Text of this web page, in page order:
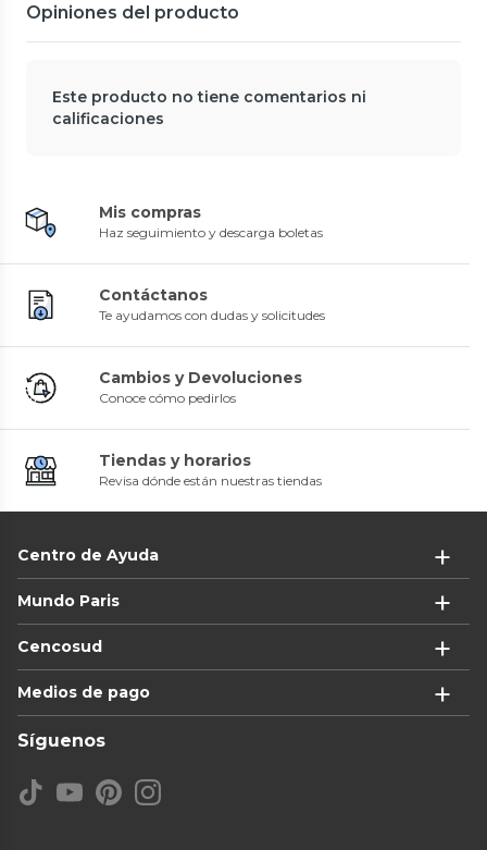
Opiniones del producto
Este producto no tiene comentarios ni
calificaciones
Mis compras
Haz seguimiento y descarga boletas
Contáctanos
Te ayudamos con dudas y solicitudes
Cambios y Devoluciones
Conoce cómo pedirlos
Tiendas y horarios
Revisa dónde están nuestras tiendas
Centro de Ayuda
Mundo Paris
Cencosud
Medios de pago
Síguenos